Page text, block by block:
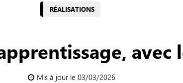
RÉALISATIONS
avec
Mis à jour le 03/03/2026